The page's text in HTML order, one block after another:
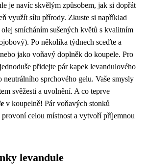
je navíc skvělým způsobem, jak si dopřát
využít sílu přírody. Zkuste si například
smícháním sušených květů s kvalitním
Po několika týdnech sceďte a
jako voňavý doplněk do koupele. Pro
přidejte pár kapek levandulového
neutrálního sprchového gelu. Vaše smysly
svěžesti a uvolnění. A co teprve
v koupelně! Pár voňavých stonků
celou místnost a vytvoří příjemnou
levandule